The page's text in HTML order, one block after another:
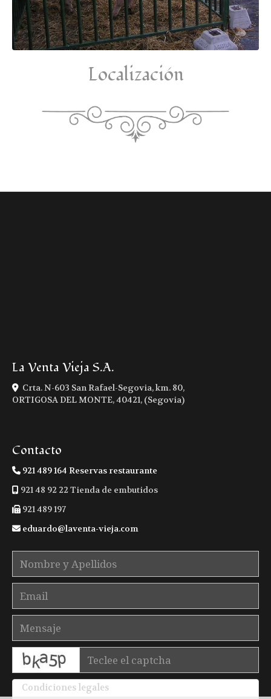
Localización
La Venta Vieja S.A.
Crta. N-603 San Rafael-Segovia, km. 80,
ORTIGOSA DEL MONTE,40421, (Segovia)
Contacto
921 489 164 Reservas restaurante
921 48 92 22 Tienda de embutidos
921 489 197
eduardo
laventa-vieja.com
Condiciones legales